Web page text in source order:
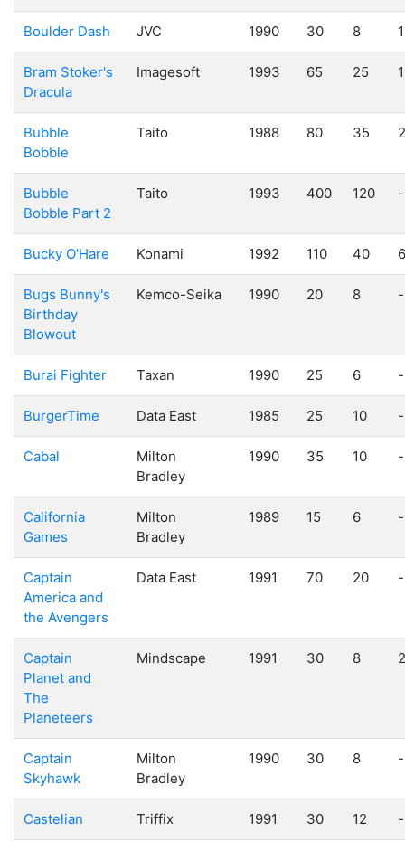
Boulder Dash JVC 1990 30 8 1
Bram Stoker's
Dracula
Imagesoft 1993 65 25 1
Bubble
Bobble
Taito 1988 80 35
Bubble
Bobble Part 2
Taito 1993 400 120 -
Bucky O'Hare Konami 1992 110 40
Bugs Bunny's
Birthday
Blowout
Kemco-Seika 1990 20 8 -
Burai Fighter Taxan 1990 25 6 -
BurgerTime Data East 1985 25 10 -
Cabal
Milton
Bradley
1990 35 10 -
California
Games
Milton
Bradley
1989 15 6 -
Captain
America and
the Avengers
Data East 1991 70 20 -
Captain
Planet and
The
Planeteers
Mindscape 1991 30 8
Captain
Skyhawk
Milton
Bradley
1990 30 8 -
Castelian Triffix 1991 30 12 -